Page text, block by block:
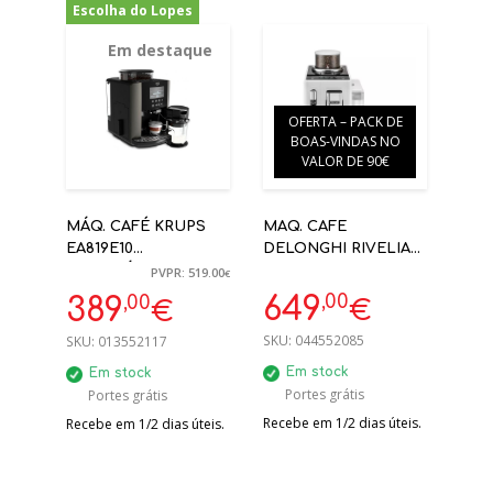
Escolha do Lopes
Em destaque
-25%
MÁQ. CAFÉ KRUPS
EA819E10
AUTOMÁTICA C/
RESERVATÓRIO
LEITE
PVPR: 519.00€
389,00€
SKU: 013552117
Em stock
Portes grátis
Recebe em 1/2 dias úteis.
OFERTA – PACK DE
BOAS-VINDAS NO
VALOR DE 90€
MAQ. CAFE
DELONGHI RIVELIA
BRANCO
AUTOMÁTICA
649,00€
SKU: 044552085
Em stock
Portes grátis
Recebe em 1/2 dias úteis.